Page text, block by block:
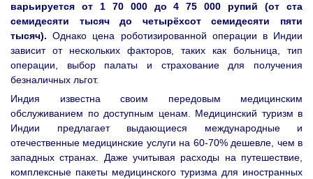
варьируется от 1 70 000 до 4 75 000 рупий (от ста
семидесяти тысяч до четырёхсот семидесяти пяти
тысяч).Однако цена роботизированной операции в Индии
зависит от нескольких факторов, таких как больница, тип
операции, выбор палаты и страхование для получения
безналичных льгот.
Индия известна своим передовым медицинским
обслуживанием по доступным ценам. Медицинский туризм в
Индии предлагает выдающиеся международные и
отечественные медицинские услуги на 60-70% дешевле, чем в
западных странах. Даже учитывая расходы на путешествие,
комплексные пакеты медицинского туризма для иностранных